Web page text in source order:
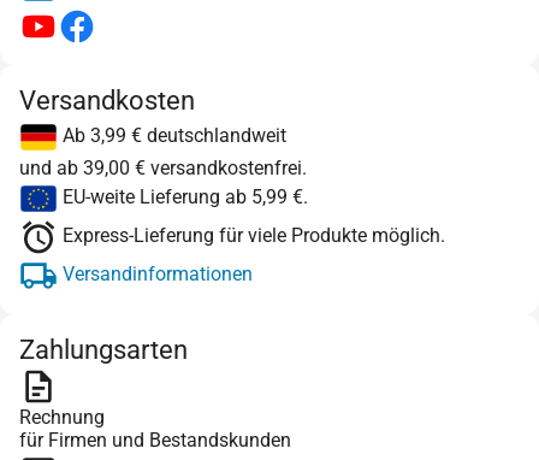
Versandkosten
Ab 3,99 € deutschlandweit
und ab 39,00 € versandkostenfrei.
EU-weite Lieferung ab 5,99 €.
Express-Lieferung für viele Produkte möglich.
Versandinformationen
Zahlungsarten
Rechnung
für Firmen und Bestandskunden